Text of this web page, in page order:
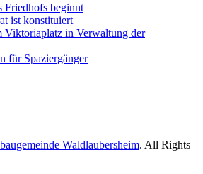
Friedhofs beginnt
ist konstituiert
Viktoriaplatz in Verwaltung der
für Spaziergänger
Waldlaubersheim. All Rights